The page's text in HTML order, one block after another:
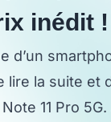
inédit !
d’un
lire la suite et
11 Pro